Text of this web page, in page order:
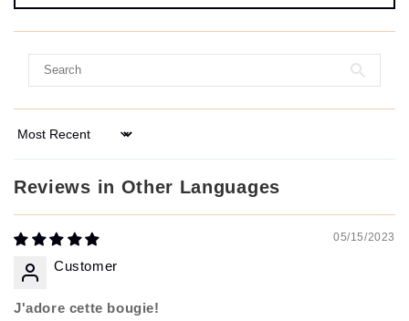
Sort by
Reviews in Other Languages
05/15/2023
Customer
J'adore cette bougie!